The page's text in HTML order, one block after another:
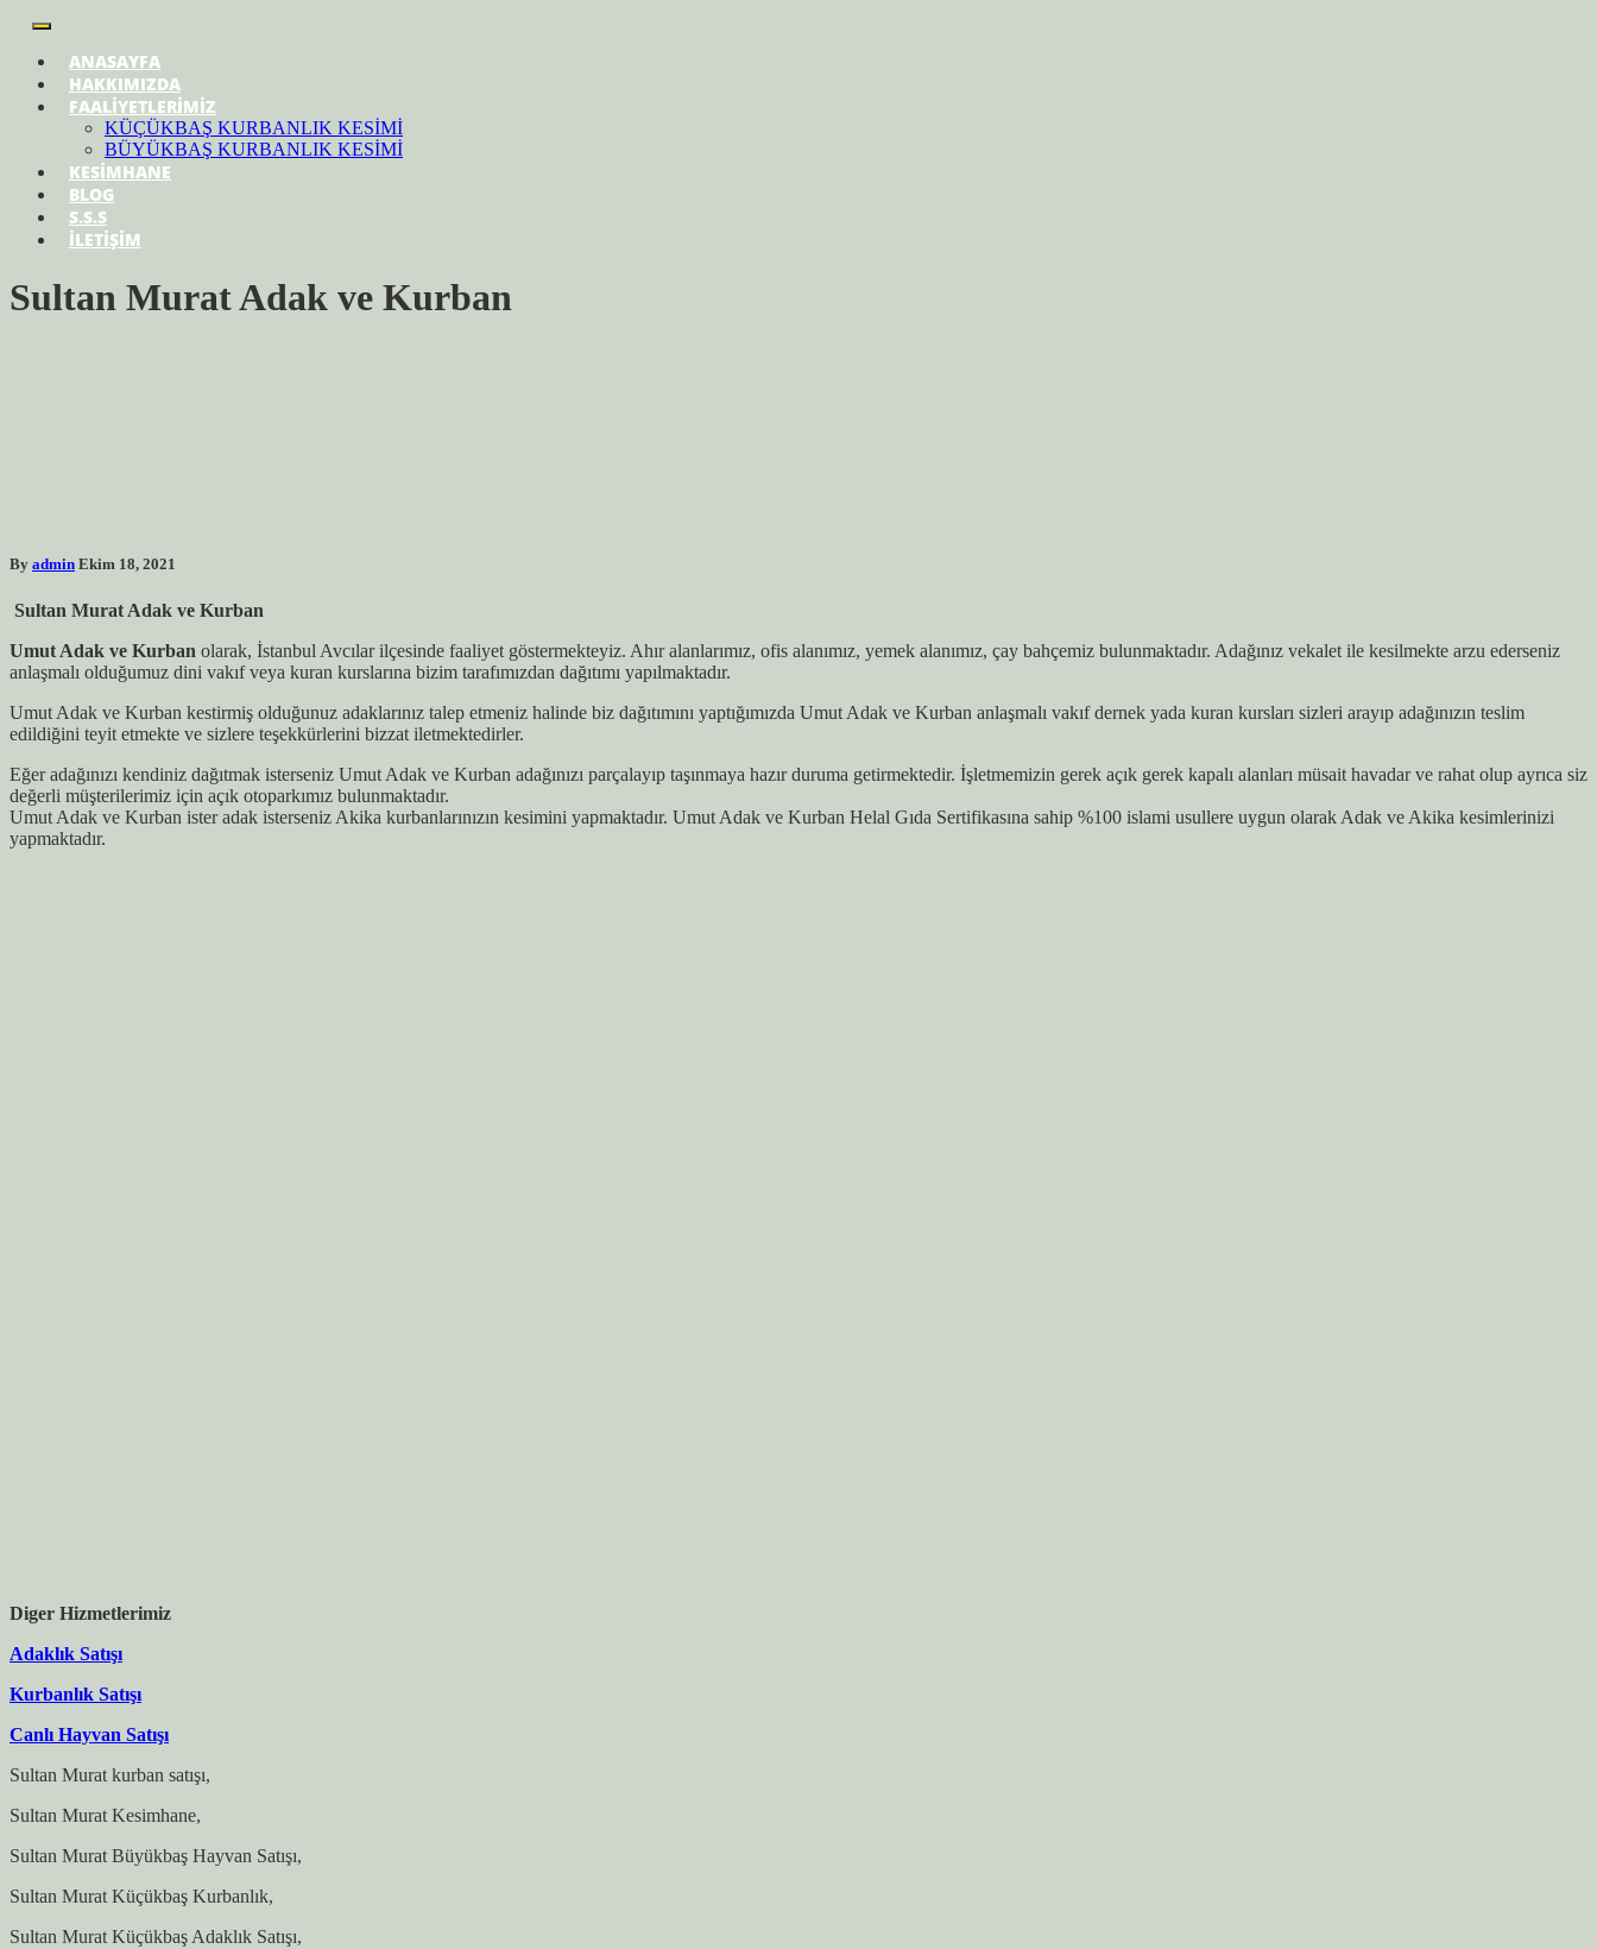
ANASAYFA
HAKKIMIZDA
FAALİYETLERİMİZ
KÜÇÜKBAŞ KURBANLIK KESİMİ
BÜYÜKBAŞ KURBANLIK KESİMİ
KESİMHANE
BLOG
S.S.S
İLETİŞİM
Sultan Murat Adak ve Kurban
By admin Ekim 18, 2021
Sultan Murat Adak ve Kurban
Umut Adak ve Kurban olarak, İstanbul Avcılar ilçesinde faaliyet göstermekteyiz. Ahır alanlarımız, ofis alanımız, yemek alanımız, çay bahçemiz bulunmaktadır. Adağınız vekalet ile kesilmekte arzu ederseniz
anlaşmalı olduğumuz dini vakıf veya kuran kurslarına bizim tarafımızdan dağıtımı yapılmaktadır.
Umut Adak ve Kurban kestirmiş olduğunuz adaklarınız talep etmeniz halinde biz dağıtımını yaptığımızda Umut Adak ve Kurban anlaşmalı vakıf dernek yada kuran kursları sizleri arayıp adağınızın teslim
edildiğini teyit etmekte ve sizlere teşekkürlerini bizzat iletmektedirler.
Eğer adağınızı kendiniz dağıtmak isterseniz Umut Adak ve Kurban adağınızı parçalayıp taşınmaya hazır duruma getirmektedir. İşletmemizin gerek açık gerek kapalı alanları müsait havadar ve rahat olup ayrıca siz
değerli müşterilerimiz için açık otoparkımız bulunmaktadır.
Umut Adak ve Kurban ister adak isterseniz Akika kurbanlarınızın kesimini yapmaktadır. Umut Adak ve Kurban Helal Gıda Sertifikasına sahip %100 islami usullere uygun olarak Adak ve Akika kesimlerinizi
yapmaktadır.
Diger Hizmetlerimiz
Adaklık Satışı
Kurbanlık Satışı
Canlı Hayvan Satışı
Sultan Murat kurban satışı,
Sultan Murat Kesimhane,
Sultan Murat Büyükbaş Hayvan Satışı,
Sultan Murat Küçükbaş Kurbanlık,
Sultan Murat Küçükbaş Adaklık Satışı,